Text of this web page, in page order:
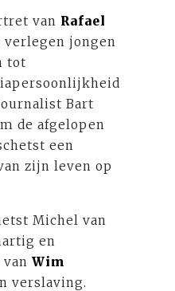
van Rafael
verlegen jongen
tot
Bart
de afgelopen
een
zijn leven op
Michel van
en
vanWim
verslaving.